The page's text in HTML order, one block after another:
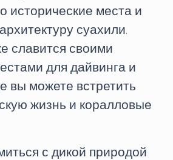
исторические места и
суахили.
славится своими
для дайвинга и
вы можете встретить
жизнь и коралловые
с дикой природой